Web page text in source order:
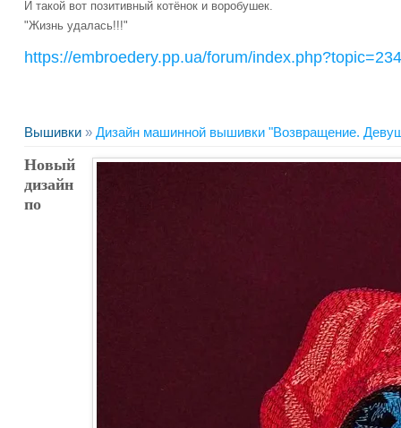
И такой вот позитивный котёнок и воробушек.
"Жизнь удалась!!!"
https://embroedery.pp.ua/forum/
Вышивки » Дизайн машинной вышивки "Возвращение.
Новый
дизайн
по